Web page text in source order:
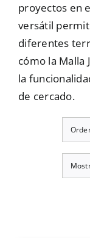
proyectos en
versátil
diferentes
cómo la Malla
la
de cercado.